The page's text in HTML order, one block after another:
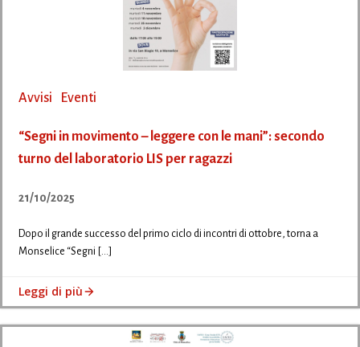
Avvisi Eventi
“Segni in movimento – leggere con le mani”: secondo
turno del laboratorio LIS per ragazzi
21/10/2025
Dopo il grande successo del primo ciclo di incontri di ottobre, torna a
Monselice “Segni […]
Leggi di più